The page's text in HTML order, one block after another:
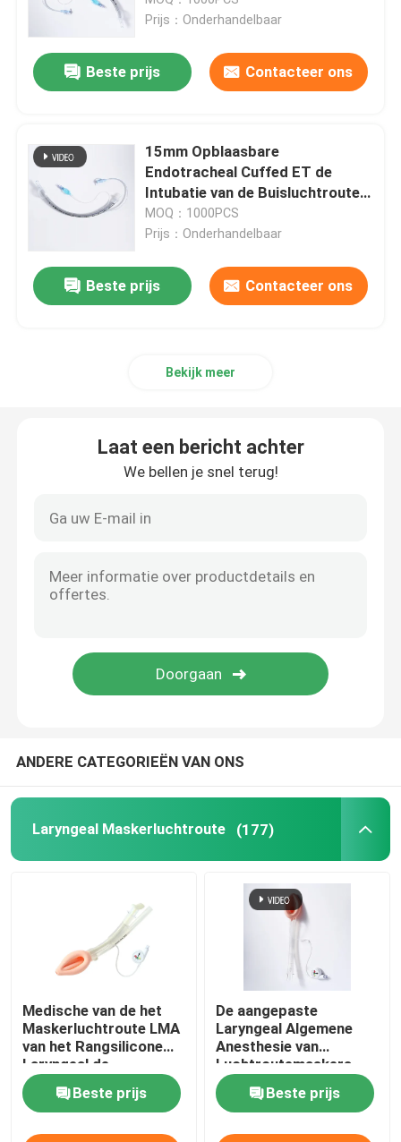
Nasopharyngeal Luchtroutebuis
Beschikbare Endotracheal Buis
Dubbele Lumen Luchtpijptak
Bronchiale Blocker Buis
Persoonlijk beschermingsmiddelppe
OEM-katheters
Prijs：Onderhandelbaar
Beste prijs Contacteer ons
15mm Opblaasbare
Endotracheal Cuffed ET de
Intubatie van de Buisluchtroute
met Radiopaque Lijn
MOQ：1000PCS
Prijs：Onderhandelbaar
Beste prijs Contacteer ons
Bekijk meer
Laat een bericht achter
We bellen je snel terug!
ANDERE CATEGORIEËN VAN ONS
Laryngeal Maskerluchtroute (177)
Medische van de het
Maskerluchtroute LMA
van het Rangsilicone
Laryngeal de
Beschermerluchtroute
Beste prijs
De aangepaste
Laryngeal Algemene
Anesthesie van
Luchtroutemaskers
LMA
Beste prijs